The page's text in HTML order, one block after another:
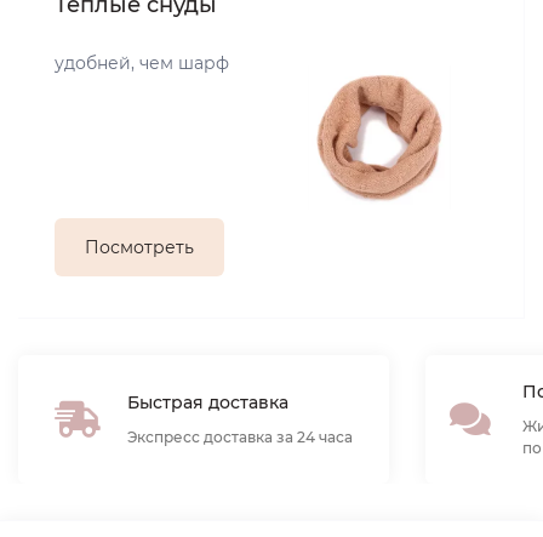
удобней, чем шарф
Посмотреть
Быстрая доставка
Экспресс доставка за 24 часа